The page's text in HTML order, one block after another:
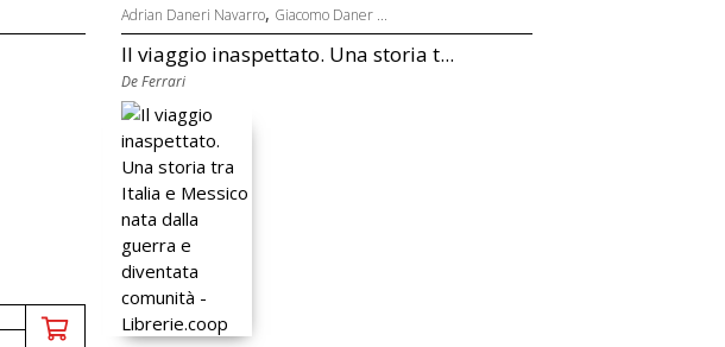
Adrian Daneri Navarro, Giacomo Daner ...
Il viaggio inaspettato. Una storia t...
De Ferrari